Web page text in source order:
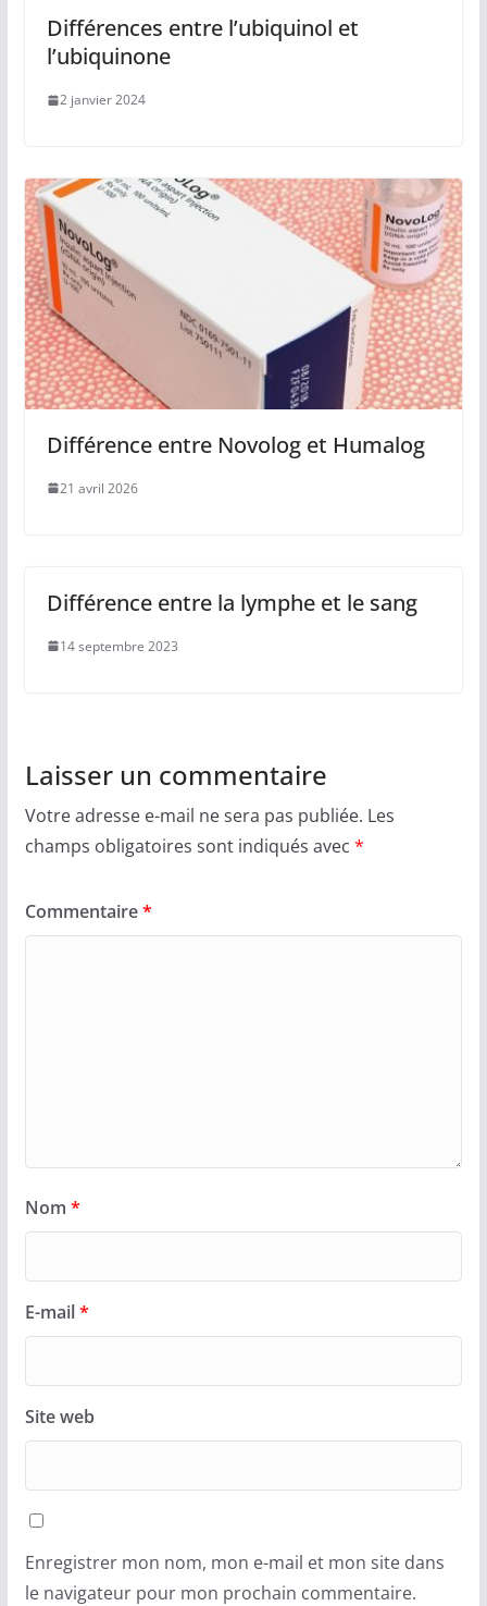
Différences entre l’ubiquinol et
l’ubiquinone
2 janvier 2024
Différence entre Novolog et Humalog
21 avril 2026
Différence entre la lymphe et le sang
14 septembre 2023
Laisser un commentaire
Votre adresse e-mail ne sera pas publiée. Les
champs obligatoires sont indiqués avec *
Commentaire*
Nom *
E-mail*
Site web
Enregistrer mon nom, mon e-mail et mon site dans
le navigateur pour mon prochain commentaire.